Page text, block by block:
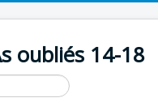
oubliés 14-18